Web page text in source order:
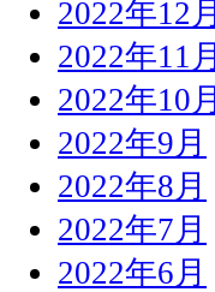
2022年12月
2022年11月
2022年10月
2022年9月
2022年8月
2022年7月
2022年6月